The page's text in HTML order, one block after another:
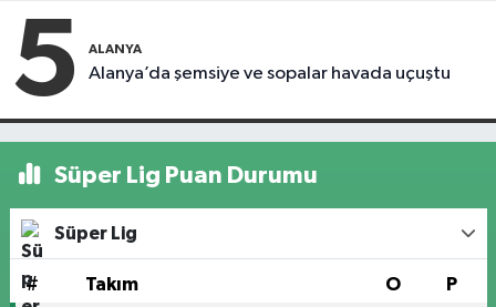
5 ALANYA
Alanya’da şemsiye ve sopalar havada uçuştu
Süper Lig Puan Durumu
Süper Lig
# Takım O P